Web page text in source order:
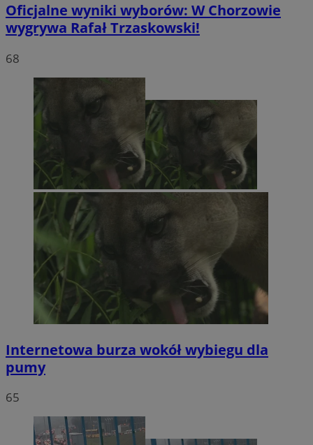
Oficjalne wyniki wyborów: W Chorzowie
wygrywa Rafał Trzaskowski!
68
Internetowa burza wokół wybiegu dla
pumy
65